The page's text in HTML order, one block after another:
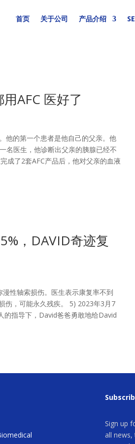
首页 关于公司 产品介绍
AFC 医好了
他的第一个患者是他自己的父亲。他
名医生，他诊断出父亲的胰腺已经不
成了2套AFC产品后，他对父亲的血液
，DAVID奇迹复
性轴索损伤。医生表示康复率不到
伤，可能永久残疾。 5) 2023年3月7
的指导下，David爸爸勇敢地给David
Sign up
all